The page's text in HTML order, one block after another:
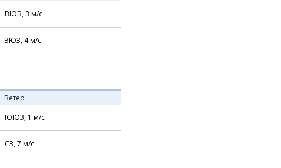
ВЮВ, 3 м/с
ЗЮЗ, 4м/с
Ветер
ЮЮЗ, 1 м/с
СЗ, 7 м/с